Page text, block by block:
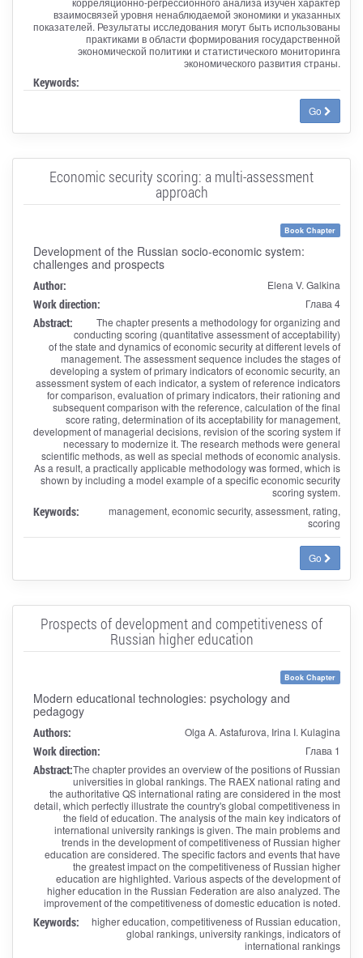
взаимосвязей уровня ненаблюдаемой экономики и указанных
показателей. Результаты исследования могут быть использованы
практиками в области формирования государственной
экономической политики и статистического мониторинга
экономического развития страны.
Keywords:
Go
Economic security scoring: a multi-assessment
approach
Book Chapter
Development of the Russian socio-economic system:
challenges and prospects
Author: Elena V. Galkina
Work direction: Глава 4
Abstract:
The chapter presents a methodology for organizing and
conducting scoring (quantitative assessment of acceptability)
of the state and dynamics of economic security at different levels of
management. The assessment sequence includes the stages of
developing a system of primary indicators of economic security, an
assessment system of each indicator, a system of reference indicators
for comparison, evaluation of primary indicators, their rationing and
subsequent comparison with the reference, calculation of the final
score rating, determination of its acceptability for management,
development of managerial decisions, revision of the scoring system if
necessary to modernize it. The research methods were general
scientific methods, as well as special methods of economic analysis.
As a result, a practically applicable methodology was formed, which is
shown by including a model example of a specific economic security
scoring system.
Keywords:
management, economic security, assessment, rating,
scoring
Go
Prospects of development and competitiveness of
Russian higher education
Book Chapter
Modern educational technologies: psychology and
pedagogy
Authors: Olga A. Astafurova, Irina I. Kulagina
Work direction: Глава 1
Abstract:The chapter provides an overview of the positions of Russian
universities in global rankings. The RAEX national rating and
the authoritative QS international rating are considered in the most
detail, which perfectly illustrate the country's global competitiveness in
the field of education. The analysis of the main key indicators of
international university rankings is given. The main problems and
trends in the development of competitiveness of Russian higher
education are considered. The specific factors and events that have
the greatest impact on the competitiveness of Russian higher
education are highlighted. Various aspects of the development of
higher education in the Russian Federation are also analyzed. The
improvement of the competitiveness of domestic education is noted.
Keywords:
higher education, competitiveness of Russian education,
global rankings, university rankings, indicators of
international rankings